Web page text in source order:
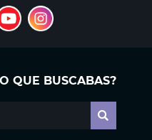
QUE BUSCABAS?